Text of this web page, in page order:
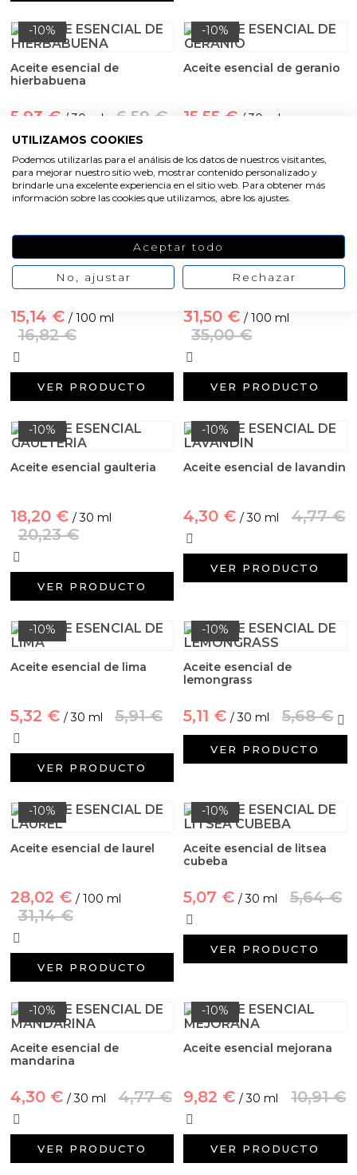
-10%
Aceite esencial de
hierbabuena
5,93 € / 30 ml 6,59 €
VER PRODUCTO
-10%
Aceite esencial de geranio
15,55 € / 30 ml
VER PRODUCTO
Aceite esencial de hinojo
15,14 € / 100 ml
16,82 €
VER PRODUCTO
Aceite esencial de jengibre
31,50 € / 100 ml
35,00 €
VER PRODUCTO
-10%
Aceite esencial gaulteria
18,20 € / 30 ml
20,23 €
VER PRODUCTO
-10%
Aceite esencial de lavandin
4,30 € / 30 ml 4,77 €
VER PRODUCTO
-10%
Aceite esencial de lima
5,32 € / 30 ml 5,91 €
VER PRODUCTO
-10%
Aceite esencial de
lemongrass
5,11 € / 30 ml 5,68 €
VER PRODUCTO
-10%
Aceite esencial de laurel
28,02 € / 100 ml
31,14 €
VER PRODUCTO
-10%
Aceite esencial de litsea
cubeba
5,07 € / 30 ml 5,64 €
VER PRODUCTO
-10%
Aceite esencial de
mandarina
4,30 € / 30 ml 4,77 €
VER PRODUCTO
-10%
Aceite esencial mejorana
9,82 € / 30 ml 10,91 €
VER PRODUCTO
Aceites y Mantecas
Aceites Esenciales
UTILIZAMOS COOKIES
Podemos utilizarlas para el análisis de los datos de nuestros visitantes,
para mejorar nuestro sitio web, mostrar contenido personalizado y
brindarle una excelente experiencia en el sitio web. Para obtener más
información sobre las cookies que utilizamos, abre los ajustes.
Aceptar todo
No, ajustar Rechazar